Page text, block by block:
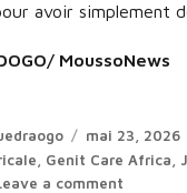
avoir simplement
MoussoNews
Posted
on
mai 23, 2026
Genit Care Africa
a comment